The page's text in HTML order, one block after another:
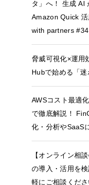
タ」へ！ 生成 AI
Amazon Quick
with partners #34
脅威可視化×運用
Hubで始める「迷
AWSコスト最適
で徹底解説！
化・分析やSaaS
【オンライン相
の導入・活用を
軽にご相談くださ